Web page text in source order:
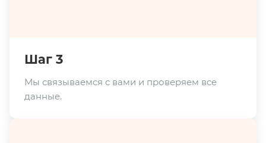
Шаг 3
Мы связываемся с вами и проверяем все
данные.